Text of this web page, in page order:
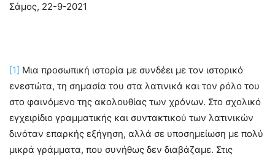
Σάμος, 22-9-2021
[1] Μια προσωπική ιστορία με συνδέει με τον ιστορικό
ενεστώτα, τη σημασία του στα λατινικά και τον ρόλο του
στο φαινόμενο της ακολουθίας των χρόνων. Στο σχολικό
εγχειρίδιο γραμματικής και συντακτικού των λατινικών
δινόταν επαρκής εξήγηση, αλλά σε υποσημείωση με πολύ
μικρά γράμματα, που συνήθως δεν διαβάζαμε. Στις